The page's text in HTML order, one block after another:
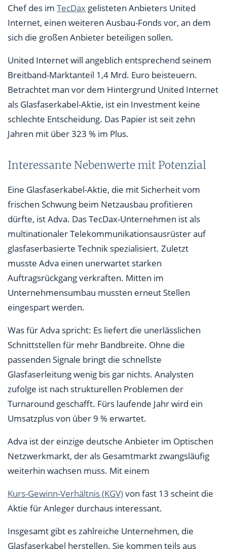
Chef des im TecDax gelisteten Anbieters United
Internet, einen weiteren Ausbau-Fonds vor, an dem
sich die großen Anbieter beteiligen sollen.
United Internet will angeblich entsprechend seinem
Breitband-Marktanteil 1,4 Mrd. Euro beisteuern.
Betrachtet man vor dem Hintergrund United Internet
als Glasfaserkabel-Aktie, ist ein Investment keine
schlechte Entscheidung. Das Papier ist seit zehn
Jahren mit über 323 % im Plus.
Interessante Nebenwerte mit Potenzial
Eine Glasfaserkabel-Aktie, die mit Sicherheit vom
frischen Schwung beim Netzausbau profitieren
dürfte, ist Adva. Das TecDax-Unternehmen ist als
multinationaler Telekommunikationsausrüster auf
glasfaserbasierte Technik spezialisiert. Zuletzt
musste Adva einen unerwartet starken
Auftragsrückgang verkraften. Mitten im
Unternehmensumbau mussten erneut Stellen
eingespart werden.
Was für Adva spricht: Es liefert die unerlässlichen
Schnittstellen für mehr Bandbreite. Ohne die
passenden Signale bringt die schnellste
Glasfaserleitung wenig bis gar nichts. Analysten
zufolge ist nach strukturellen Problemen der
Turnaround geschafft. Fürs laufende Jahr wird ein
Umsatzplus von über 9 % erwartet.
Adva ist der einzige deutsche Anbieter im Optischen
Netzwerkmarkt, der als Gesamtmarkt zwangsläufig
weiterhin wachsen muss. Mit einem
Kurs-Gewinn-Verhältnis (KGV)von fast 13 scheint die
Aktie für Anleger durchaus interessant.
Insgesamt gibt es zahlreiche Unternehmen, die
Glasfaserkabel herstellen. Sie kommen teils aus